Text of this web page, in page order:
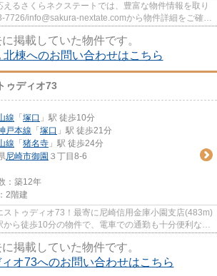
るさくらネクステートでは、豊富な物件情報を取り
7726/info@sakura-nextate.comから物件詳細をご確認
掲載していた物件です。
北棟へのお問い合わせはこちら
ゥディオ73
線 「 塚口 」駅 徒歩10分
戸本線 「 塚口 」駅 徒歩21分
線 「 猪名寺 」駅 徒歩24分
尼崎市御園 ３丁目8-6
：築12年
2階建
ストゥディオ73！最寄に尼崎信用金庫小園支店(483m)
から徒歩10分の物件で、電車での通勤も十分便利な立
掲載していた物件です。
オ73へのお問い合わせはこちら